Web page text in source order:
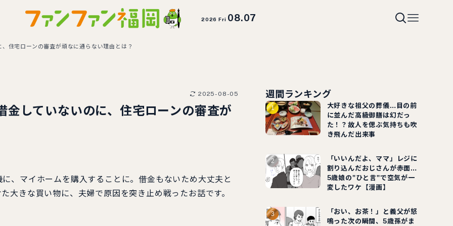
2026 Fri 08.07
住宅ローンの審査が頑なに通らない理由とは？
2025-08-05
していないのに、住宅ローンの審査が
、マイホームを購入することに。借金もないため大丈夫と
きな買い物に、夫婦で原因を突き止め戦ったお話です。
週間ランキング
大好きな祖父の葬儀…目の前
に並んだ高級御膳は幻だっ
た！？故人を偲ぶ気持ちも吹
き飛んだ出来事
「いいんだよ、ママ」レジに
割り込んだおじさんが赤面…
5歳娘の"ひと言"で空気が一
変したワケ【漫画】
「おい、お茶！」と義父が怒
鳴った次の瞬間、5歳孫がま